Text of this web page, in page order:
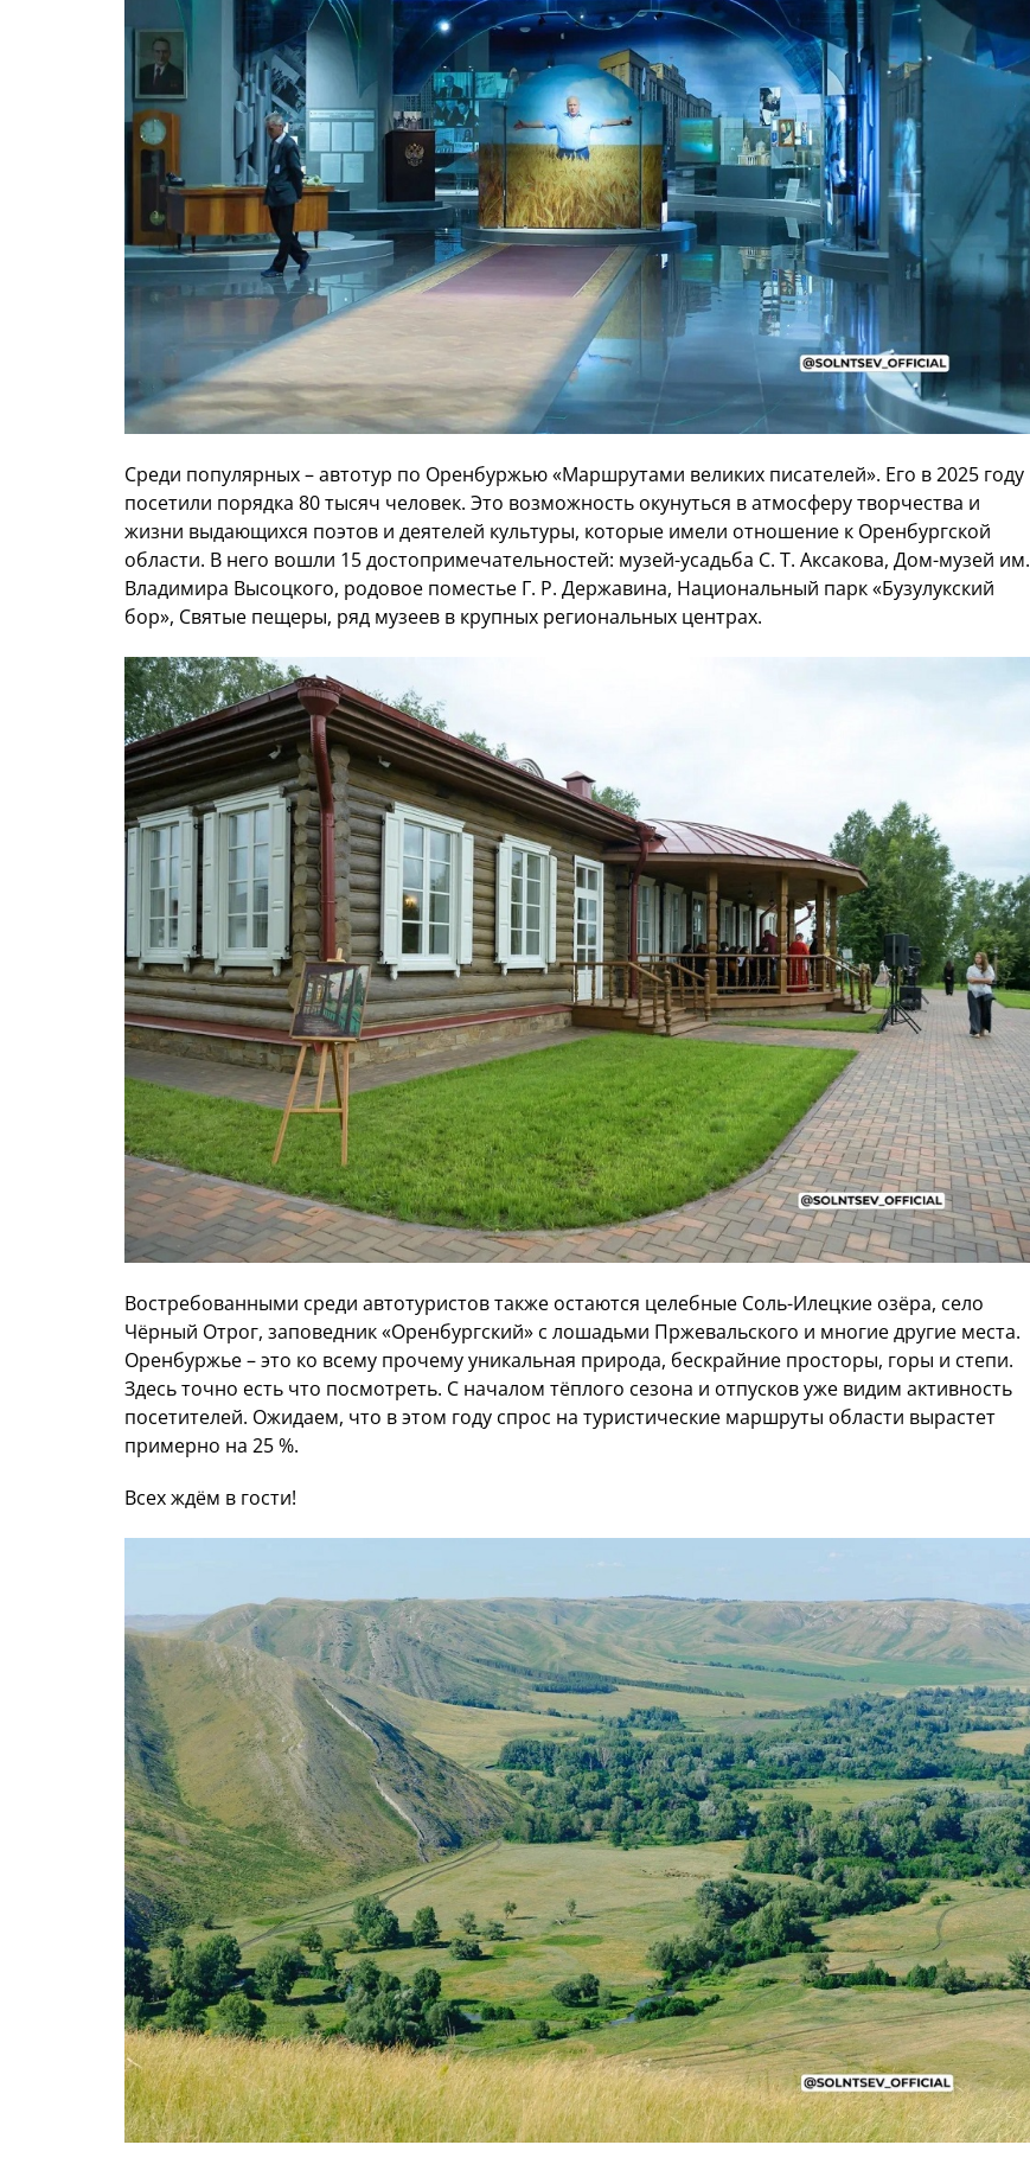
Среди популярных – автотур по Оренбуржью «Маршрутами великих писателей». Его в 2025 году
посетили порядка 80 тысяч человек. Это возможность окунуться в атмосферу творчества и
жизни выдающихся поэтов и деятелей культуры, которые имели отношение к Оренбургской
области. В него вошли 15 достопримечательностей: музей-усадьба С. Т. Аксакова, Дом-музей им.
Владимира Высоцкого, родовое поместье Г. Р. Державина, Национальный парк «Бузулукский
бор», Святые пещеры, ряд музеев в крупных региональных центрах.
Востребованными среди автотуристов также остаются целебные Соль-Илецкие озёра, село
Чёрный Отрог, заповедник «Оренбургский» с лошадьми Пржевальского и многие другие места.
Оренбуржье – это ко всему прочему уникальная природа, бескрайние просторы, горы и степи.
Здесь точно есть что посмотреть. С началом тёплого сезона и отпусков уже видим активность
посетителей. Ожидаем, что в этом году спрос на туристические маршруты области вырастет
примерно на 25 %.
Всех ждём в гости!